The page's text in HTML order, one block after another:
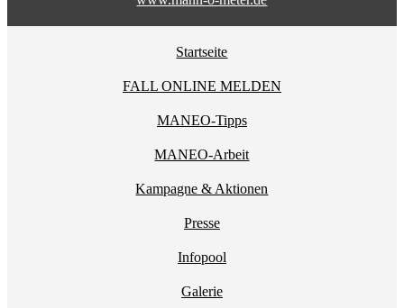
Startseite
FALL ONLINE MELDEN
MANEO-Tipps
MANEO-Arbeit
Kampagne & Aktionen
Presse
Infopool
Galerie